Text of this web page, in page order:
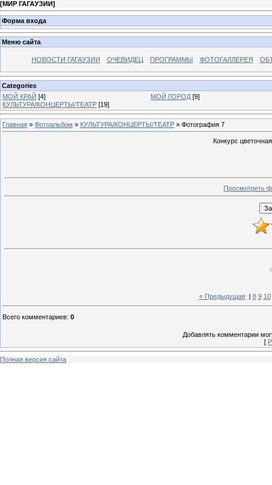
[МИР ГАГАУЗИИ]
Форма входа
Меню сайта
НОВОСТИ ГАГАУЗИИ ОЧЕВИДЕЦ ПРОГРАММЫ ФОТОГАЛЛЕРЕЯ
Categories
МОЙ КРАЙ [4] МОЙ ГОРОД [9]
КУЛЬТУРА/КОНЦЕРТЫ/ТЕАТР [19]
Главная » Фотоальбом » КУЛЬТУРА/КОНЦЕРТЫ/ТЕАТР » Фотография 7
Конкурс
Просмотреть
« Предыдущая| 8 9 10
Всего комментариев: 0
Добавлять комментарии
[
Полная версия сайта